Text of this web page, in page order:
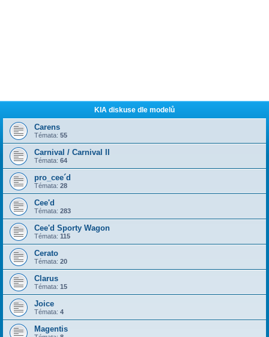
KIA diskuse dle modelů
Carens
Témata: 55
Carnival / Carnival II
Témata: 64
pro_cee´d
Témata: 28
Cee'd
Témata: 283
Cee'd Sporty Wagon
Témata: 115
Cerato
Témata: 20
Clarus
Témata: 15
Joice
Témata: 4
Magentis